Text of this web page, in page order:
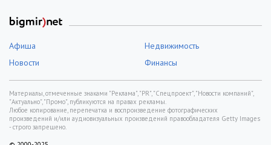
Афиша
Недвижимость
Новости
Финансы
Материалы, отмеченные знаками "Реклама", "PR", "Спецпроект", "Новости компаний",
"Актуально", "Промо", публикуются на правах рекламы.
Любое копирование, перепечатка и воспроизведение фотографических
произведений и/или аудиовизуальных произведений правообладателя Getty Images
- строго запрещено.